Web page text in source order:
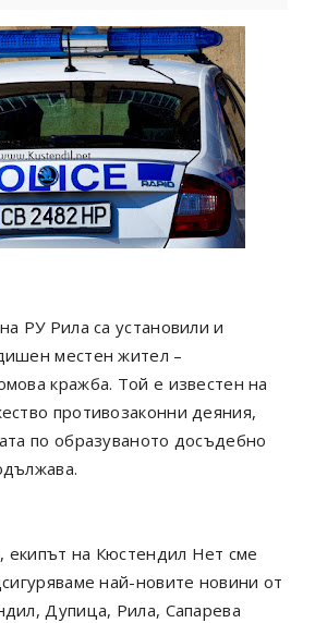
РУ Рила са установили и
местен жител –
кражба. Той е известен на
противозаконни деяния,
по образуваното досъдебно
екипът на Кюстендил Нет сме
най-новите новини от
Дупица, Рила, Сапарева